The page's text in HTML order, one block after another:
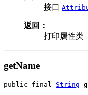
接口
返回：
打印属性类
getName
public final String